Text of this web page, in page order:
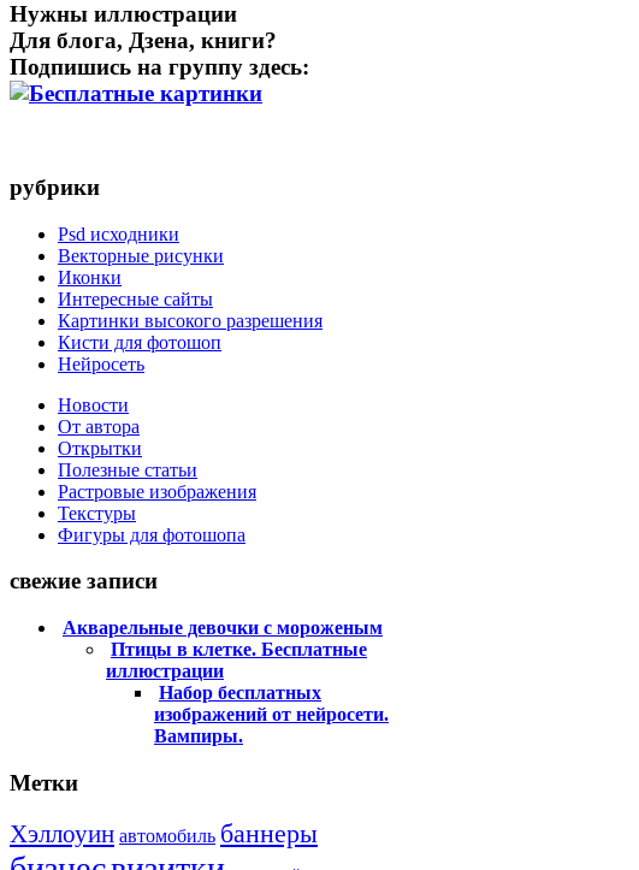
Нужны иллюстрации
Для блога, Дзена, книги?
Подпишись на группу здесь:
рубрики
Psd исходники
Векторные рисунки
Иконки
Интересные сайты
Картинки высокого разрешения
Кисти для фотошоп
Нейросеть
Новости
От автора
Открытки
Полезные статьи
Растровые изображения
Текстуры
Фигуры для фотошопа
свежие записи
Акварельные девочки с мороженым
Птицы в клетке. Бесплатные
иллюстрации
Набор бесплатных
изображений от нейросети.
Вампиры.
Метки
Хэллоуин автомобиль баннеры